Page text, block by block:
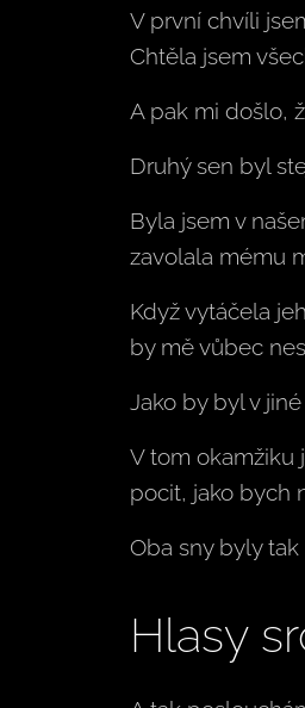
V první chvíli
Chtěla jsem
A pak mi došlo,
Druhý sen byl
Byla jsem v
zavolala mému
Když vytáčela
by mě vůbec
Jako by byl v
V tom okamžiku
pocit, jako bych
Oba sny byly
Hlasy